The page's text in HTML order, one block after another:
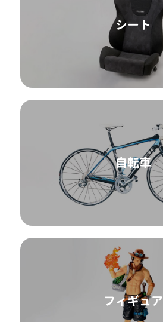
シート
自転車
フィギュア